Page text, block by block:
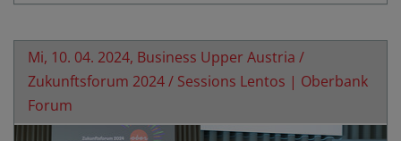
Mi, 10. 04. 2024, Business Upper Austria /
Zukunftsforum 2024 / Sessions Lentos | Oberbank
Forum